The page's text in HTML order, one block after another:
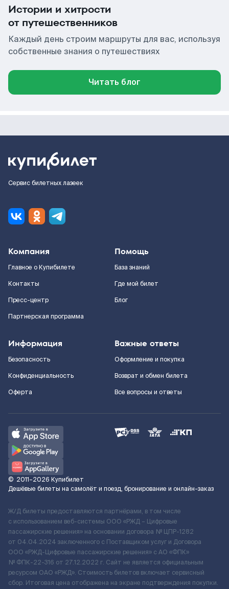
Истории и хитрости
от путешественников
Каждый день строим маршруты для вас, используя
собственные знания о путешествиях
Читать блог
Сервис билетных лазеек
Компания
Главное о Купибилете
Контакты
Пресс-центр
Партнерская программа
Помощь
База знаний
Где мой билет
Блог
Информация
Безопасность
Конфиденциальность
Оферта
Важные ответы
Оформление и покупка
Возврат и обмен билета
Все вопросы и ответы
© 2011–2026 Купибилет
Дешёвые билеты на самолёт и поезд, бронирование и онлайн-заказ
Ж/Д билеты предоставляются партнёрами, в том числе
с использованием веб-системы ООО «РЖД – Цифровые
пассажирские решения» на основании договора № ЦПР-1282
от 04.04.2024 заключенного с Поставщиком услуг и Договора
ООО «РЖД-Цифровые пассажирские решения» c АО «ФПК»
№ ФПК-22-316 от 27.12.2022 г. Сайт не является официальным
ресурсом ОАО «РЖД». Стоимость билетов включает сервисный
сбор. Итоговая цена отображена на экране подтверждения покупки.